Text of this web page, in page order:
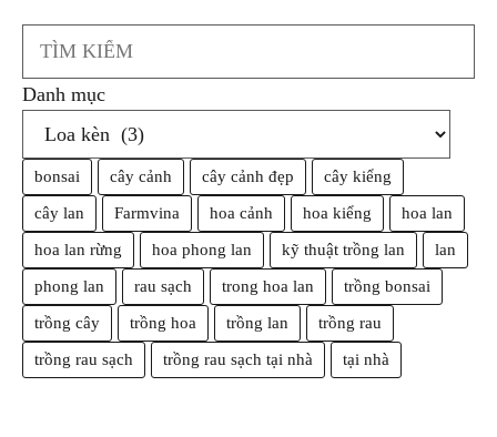
Search
Danh mục
bonsai cây cảnh cây cảnh đẹp cây kiểng
cây lan Farmvina hoa cảnh hoa kiểng hoa lan
hoa lan rừng hoa phong lan kỹ thuật trồng lan lan
phong lan rau sạch trong hoa lan trồng bonsai
trồng cây trồng hoa trồng lan trồng rau
trồng rau sạch trồng rau sạch tại nhà tại nhà